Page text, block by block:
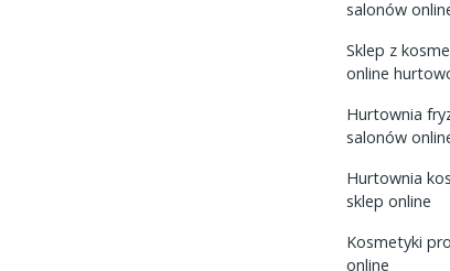
salonów
Sklep z
online
Hurtownia
salonów
Hurtownia
sklep online
Kosmetyki
online